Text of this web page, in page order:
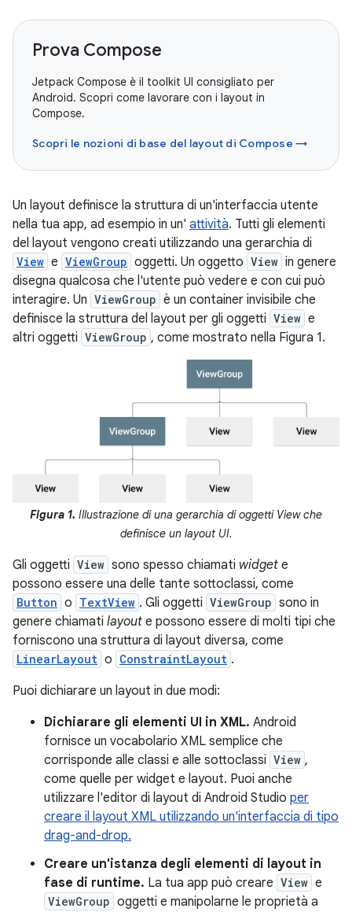
Prova Compose
Jetpack Compose è il toolkit UI consigliato per
Android. Scopri come lavorare con i layout in
Compose.
Scopri le nozioni di base del layout di Compose →
Un layout definisce la struttura di un'interfaccia utente
nella tua app, ad esempio in un' attività. Tutti gli elementi
del layout vengono creati utilizzando una gerarchia di
View e ViewGroup oggetti. Un oggetto View in genere
disegna qualcosa che l'utente può vedere e con cui può
interagire. Un ViewGroup è un container invisibile che
definisce la struttura del layout per gli oggetti View e
altri oggetti ViewGroup , come mostrato nella Figura 1.
Figura 1. Illustrazione di una gerarchia di oggetti View che
definisce un layout UI.
Gli oggetti View sono spesso chiamati widget e
possono essere una delle tante sottoclassi, come
Button o TextView . Gli oggetti ViewGroup sono in
genere chiamati layout e possono essere di molti tipi che
forniscono una struttura di layout diversa, come
LinearLayout o ConstraintLayout .
Puoi dichiarare un layout in due modi:
Dichiarare gli elementi UI in XML. Android
fornisce un vocabolario XML semplice che
corrisponde alle classi e alle sottoclassi View ,
come quelle per widget e layout. Puoi anche
utilizzare l'editor di layout di Android Studio per
creare il layout XML utilizzando un'interfaccia di tipo
drag-and-drop.
Creare un'istanza degli elementi di layout in
fase di runtime. La tua app può creare View e
ViewGroup oggetti e manipolarne le proprietà a